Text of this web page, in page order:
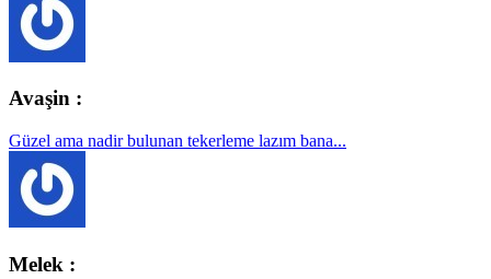
Avaşin :
Güzel ama nadir bulunan tekerleme lazım bana...
Melek :